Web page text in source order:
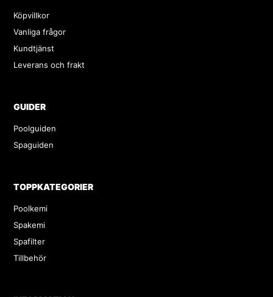
Köpvillkor
Vanliga frågor
Kundtjänst
Leverans och frakt
GUIDER
Poolguiden
Spaguiden
TOPPKATEGORIER
Poolkemi
Spakemi
Spafilter
Tillbehör